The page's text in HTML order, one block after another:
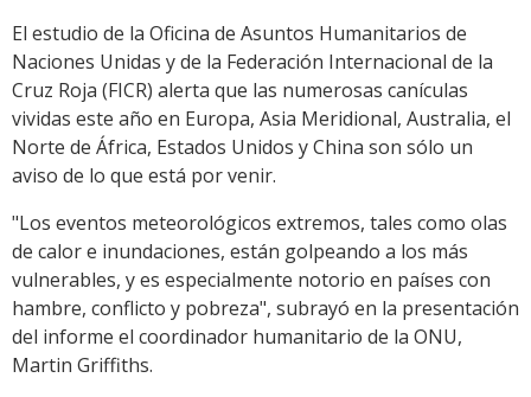
El estudio de la Oficina de Asuntos Humanitarios de
Naciones Unidas y de la Federación Internacional de la
Cruz Roja (FICR) alerta que las numerosas canículas
vividas este año en Europa, Asia Meridional, Australia, el
Norte de África, Estados Unidos y China son sólo un
aviso de lo que está por venir.
"Los eventos meteorológicos extremos, tales como olas
de calor e inundaciones, están golpeando a los más
vulnerables, y es especialmente notorio en países con
hambre, conflicto y pobreza", subrayó en la presentación
del informe el coordinador humanitario de la ONU,
Martin Griffiths.